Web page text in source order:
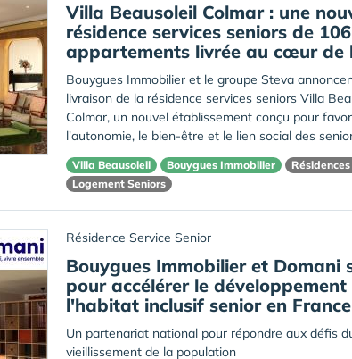
Villa Beausoleil Colmar : une
résidence services seniors de 106
appartements livrée au cœur de
Bouygues Immobilier et le groupe Steva
livraison de la résidence services seniors Villa
Colmar, un nouvel établissement conçu pour
l'autonomie, le bien-être et le lien social des
Villa Beausoleil Bouygues Immobilier
Logement Seniors
Résidence Service Senior
Bouygues Immobilier et Domani
pour accélérer le développement
l'habitat inclusif senior en France
Un partenariat national pour répondre aux défis
vieillissement de la population